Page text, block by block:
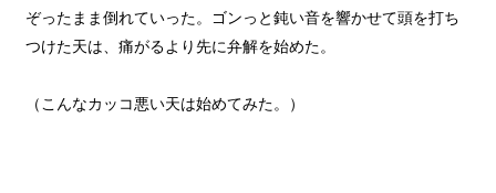
ぞったまま倒れていった。ゴンっと鈍い音を響かせて頭を打ち
つけた天は、痛がるより先に弁解を始めた。
（こんなカッコ悪い天は始めてみた。）